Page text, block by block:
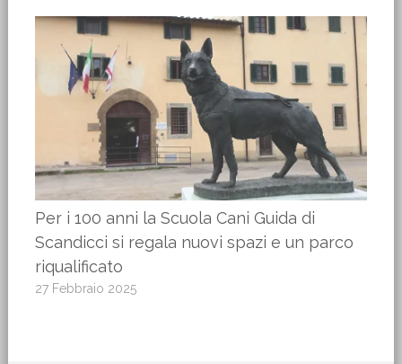
Per i 100 anni la Scuola Cani Guida di
Scandicci si regala nuovi spazi e un parco
riqualificato
27 Febbraio 2025